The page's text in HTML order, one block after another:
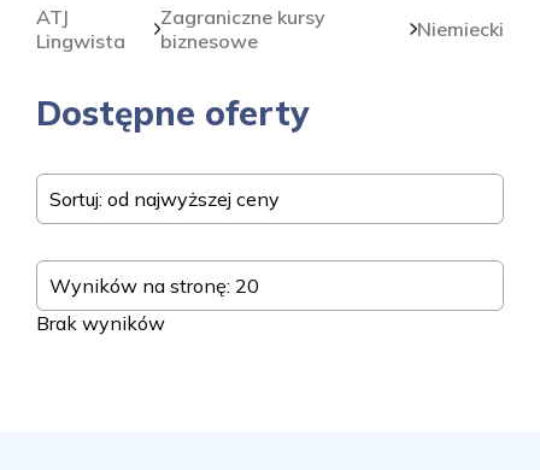
ATJ
Lingwista
Zagraniczne kursy
biznesowe
Niemiecki
Dostępne oferty
Sortuj: od najwyższej ceny
Wyników na stronę: 20
Brak wyników